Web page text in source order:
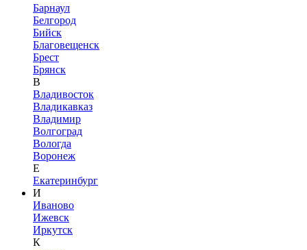
Барнаул
Белгород
Бийск
Благовещенск
Брест
Брянск
В
Владивосток
Владикавказ
Владимир
Волгоград
Вологда
Воронеж
Е
Екатеринбург
И
Иваново
Ижевск
Иркутск
К